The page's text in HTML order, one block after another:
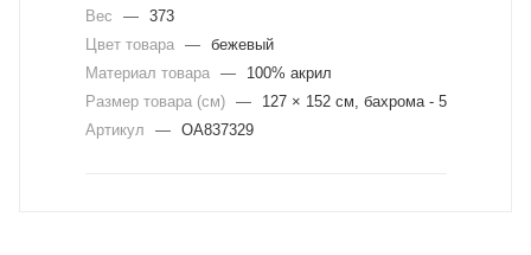
Вес
—
373
Цвет товара —
бежевый
Материал товара —
100% акрил
Размер товара (см) —
127 × 152 см, бахрома - 5
Артикул
— OA837329